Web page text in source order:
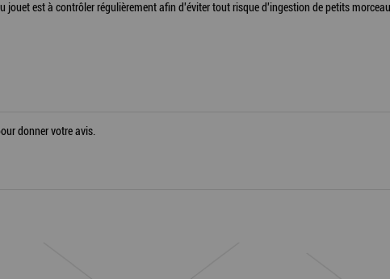
jouet est à contrôler régulièrement afin d'éviter tout risque d'ingestion de petits
donner votre avis.